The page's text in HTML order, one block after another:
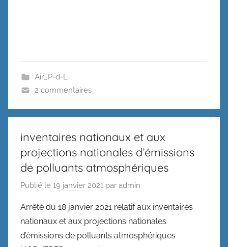
Air_P-d-L
2 commentaires
inventaires nationaux et aux
projections nationales d’émissions
de polluants atmosphériques
Publié le 19 janvier 2021 par admin
Arrêté du 18 janvier 2021 relatif aux inventaires
nationaux et aux projections nationales
d’émissions de polluants atmosphériques